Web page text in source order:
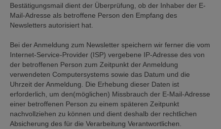
Bestätigungsmail dient der Überprüfung, ob der Inhaber der E-
Mail-Adresse als betroffene Person den Empfang des
Newsletters autorisiert hat.
Bei der Anmeldung zum Newsletter speichern wir ferner die vom
Internet-Service-Provider (ISP) vergebene IP-Adresse des von
der betroffenen Person zum Zeitpunkt der Anmeldung
verwendeten Computersystems sowie das Datum und die
Uhrzeit der Anmeldung. Die Erhebung dieser Daten ist
erforderlich, um den(möglichen) Missbrauch der E-Mail-Adresse
einer betroffenen Person zu einem späteren Zeitpunkt
nachvollziehen zu können und dient deshalb der rechtlichen
Absicherung des für die Verarbeitung Verantwortlichen.